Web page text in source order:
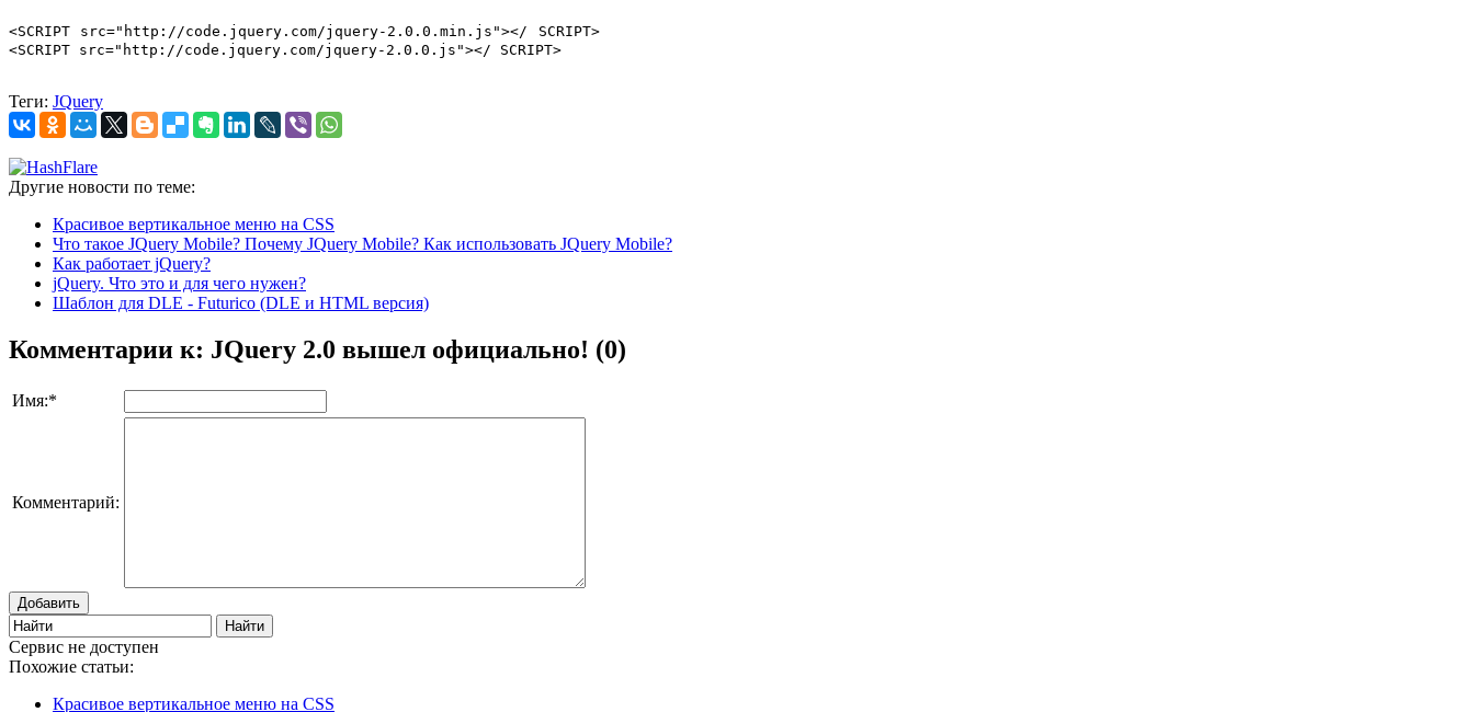
<SCRIPT src="http://code.jquery.com/jquery-2.0.0.min.js"></ SCRIPT>
<SCRIPT src="http://code.jquery.com/jquery-2.0.0.js"></ SCRIPT>
Теги: JQuery
Другие новости по теме:
Красивое вертикальное меню на CSS
Что такое JQuery Mobile? Почему JQuery Mobile? Как использовать JQuery Mobile?
Как работает jQuery?
jQuery. Что это и для чего нужен?
Шаблон для DLE - Futurico (DLE и HTML версия)
Комментарии к: JQuery 2.0 вышел официально! (0)
Имя:*
Комментарий:
Добавить
Сервис не доступен
Похожие статьи:
Красивое вертикальное меню на CSS